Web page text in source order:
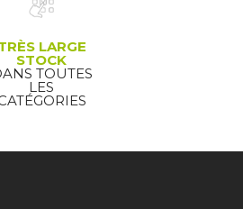
LARGE
STOCK
TOUTES
LES